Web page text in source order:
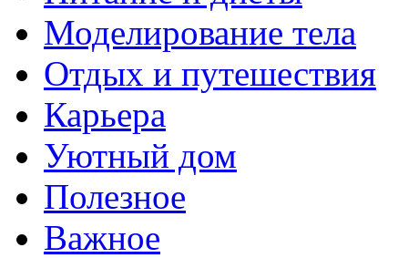
Моделирование тела
Отдых и путешествия
Карьера
Уютный дом
Полезное
Важное